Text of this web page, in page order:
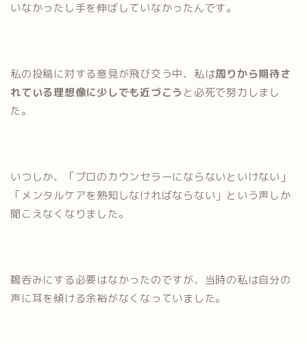
いなかったし手を伸ばしていなかったんです。
私の投稿に対する意見が飛び交う中、私は周りから期待さ
れている理想像に少しでも近づこう と必死で努力しまし
た。
いつしか、「プロのカウンセラーにならないといけない」
「メンタルケアを熟知しなければならない」という声しか
聞こえなくなりました。
鵜呑みにする必要はなかったのですが、当時の私は自分の
声に耳を傾ける余裕がなくなっていました。